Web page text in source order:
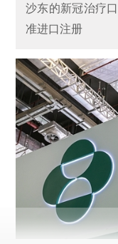
沙东的新冠治疗
准进口注册